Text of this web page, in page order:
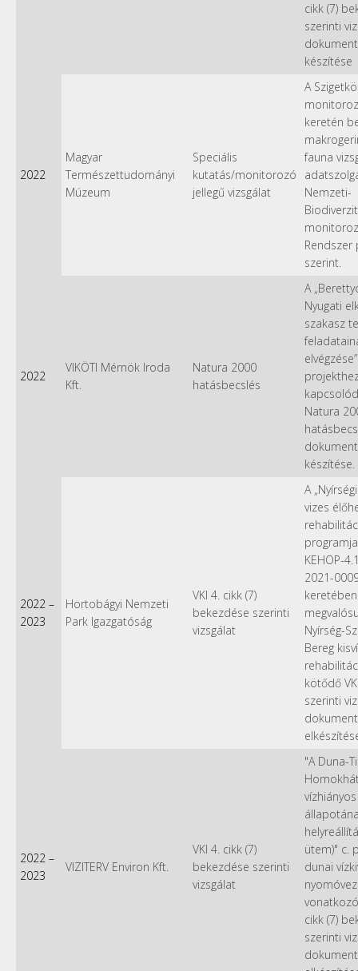
cikk (7)
szerinti
készítése
2022
Magyar
Természettudományi
Múzeum
Speciális
kutatás/monitorozó
jellegű vizsgálat
A
keretén
fauna
Nemzeti-
szerint.
2022
VIKÖTI Mérnök Iroda
Kft.
Natura 2000
hatásbecslés
A
Nyugati
szakasz
Natura
készítése.
2022 –
2023
Hortobágyi Nemzeti
Park Igazgatóság
VKI 4. cikk (7)
bekezdése szerinti
vizsgálat
A
vizes
KEHOP-
2021-
keretében
Nyírség-
Bereg
kötődő
szerinti
2022 –
2023
VIZITERV Environ Kft.
VKI 4. cikk (7)
bekezdése szerinti
vizsgálat
"A Duna-
ütem)" c.
dunai
cikk (7)
szerinti